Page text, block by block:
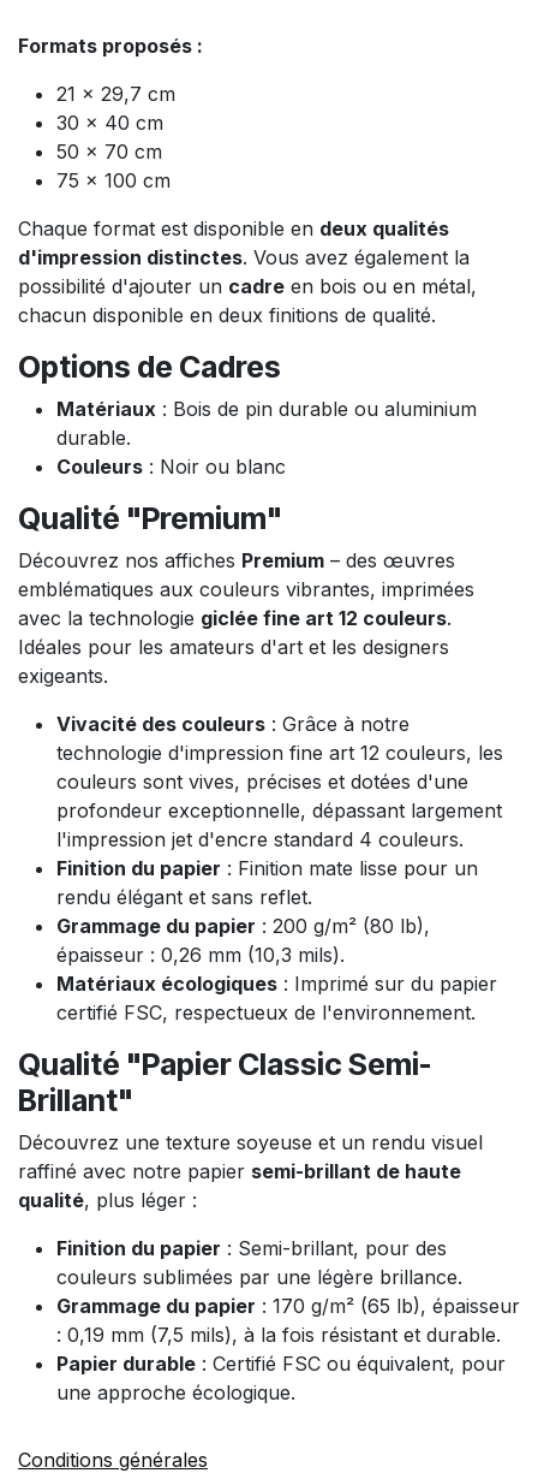
Formats proposés :
21 x 29,7 cm
30 x 40 cm
50 x 70 cm
75 x 100 cm
Chaque format est disponible en deux qualités
d'impression distinctes. Vous avez également la
possibilité d'ajouter un cadre en bois ou en métal,
chacun disponible en deux finitions de qualité.
Options de Cadres
Matériaux : Bois de pin durable ou aluminium
durable.
Couleurs : Noir ou blanc
Qualité "Premium"
Découvrez nos affiches Premium – des œuvres
emblématiques aux couleurs vibrantes, imprimées
avec la technologie giclée fine art 12 couleurs.
Idéales pour les amateurs d'art et les designers
exigeants.
Vivacité des couleurs : Grâce à notre
technologie d'impression fine art 12 couleurs, les
couleurs sont vives, précises et dotées d'une
profondeur exceptionnelle, dépassant largement
l'impression jet d'encre standard 4 couleurs.
Finition du papier : Finition mate lisse pour un
rendu élégant et sans reflet.
Grammage du papier : 200 g/m² (80 lb),
épaisseur : 0,26 mm (10,3 mils).
Matériaux écologiques : Imprimé sur du papier
certifié FSC, respectueux de l'environnement.
Qualité "Papier Classic Semi-
Brillant"
Découvrez une texture soyeuse et un rendu visuel
raffiné avec notre papier semi-brillant de haute
qualité, plus léger :
Finition du papier : Semi-brillant, pour des
couleurs sublimées par une légère brillance.
Grammage du papier : 170 g/m² (65 lb), épaisseur
: 0,19 mm (7,5 mils), à la fois résistant et durable.
Papier durable : Certifié FSC ou équivalent, pour
une approche écologique.
Conditions générales